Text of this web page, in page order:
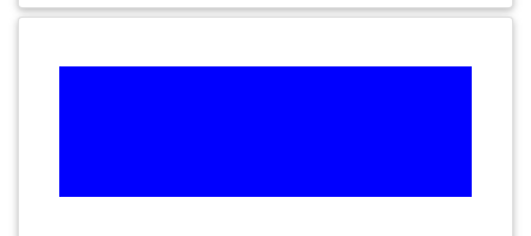
PEMBORONG(2)
MAKANAN(25)